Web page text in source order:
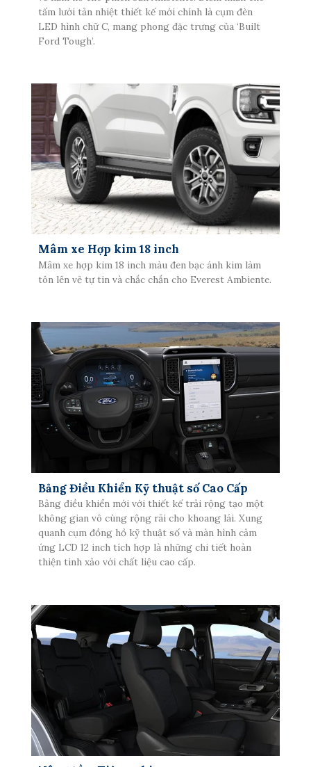
tấm lưới tản nhiệt thiết kế mới chính là cụm đèn
LED hình chữ C, mang phong đặc trưng của ‘Built
Ford Tough’.
Mâm xe Hợp kim 18 inch
Mâm xe hợp kim 18 inch màu đen bạc ánh kim làm
tôn lên vẻ tự tin và chắc chắn cho Everest Ambiente.
Bảng Điều Khiển Kỹ thuật số Cao Cấp
Bảng điều khiển mới với thiết kế trải rộng tạo một
không gian vô cùng rộng rãi cho khoang lái. Xung
quanh cụm đồng hồ kỹ thuật số và màn hình cảm
ứng LCD 12 inch tích hợp là những chi tiết hoàn
thiện tinh xảo với chất liệu cao cấp.